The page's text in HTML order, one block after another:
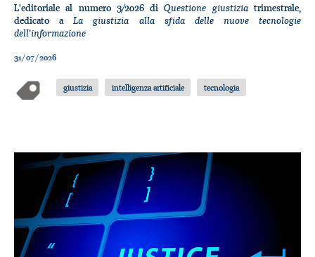
L'editoriale al numero 3/2026 diQuestione giustiziatrimestrale,
dedicato aLa giustizia alla sfida delle nuove tecnologie
dell'informazione
31/07/2026
giustizia intelligenza artificiale tecnologia